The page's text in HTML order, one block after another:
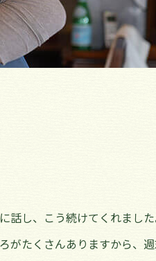
話し、こう続けてくれまし
がたくさんありますから、